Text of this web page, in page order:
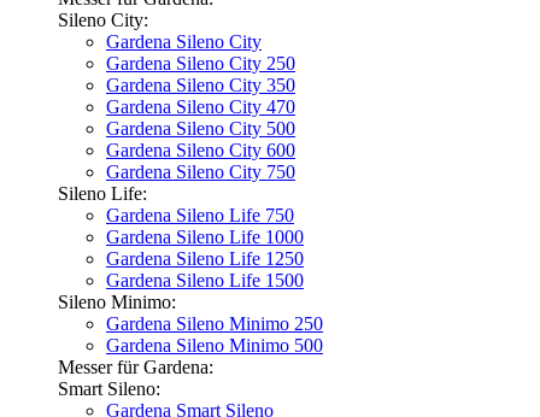
Sileno City:
Gardena Sileno City
Gardena Sileno City 250
Gardena Sileno City 350
Gardena Sileno City 470
Gardena Sileno City 500
Gardena Sileno City 600
Gardena Sileno City 750
Sileno Life:
Gardena Sileno Life 750
Gardena Sileno Life 1000
Gardena Sileno Life 1250
Gardena Sileno Life 1500
Sileno Minimo:
Gardena Sileno Minimo 250
Gardena Sileno Minimo 500
Messer für Gardena:
Smart Sileno:
Gardena Smart Sileno